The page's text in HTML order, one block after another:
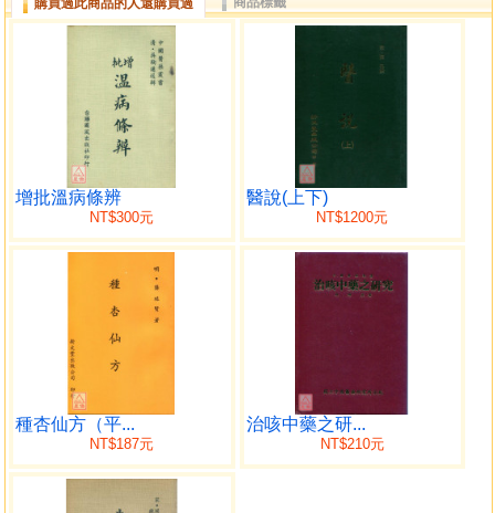
購買過此商品的人還購買過
增批溫病條辨
NT$300元
醫說(上下)
NT$1200元
種杏仙方（平...
NT$187元
治咳中藥之研...
NT$210元